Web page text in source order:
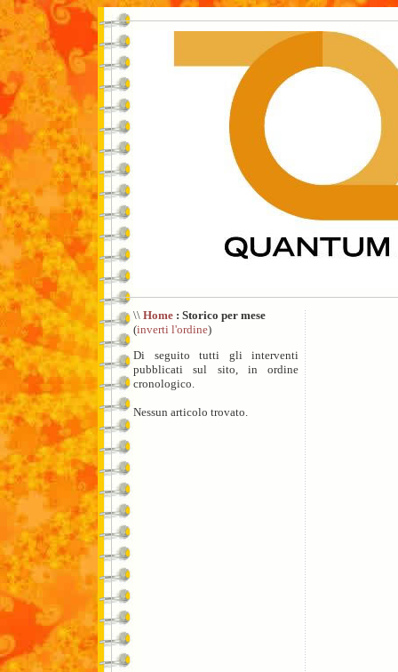
\\ Home : Storico per mese
(inverti l'ordine)
Di seguito tutti gli interventi
pubblicati sul sito, in ordine
cronologico.
Nessun articolo trovato.